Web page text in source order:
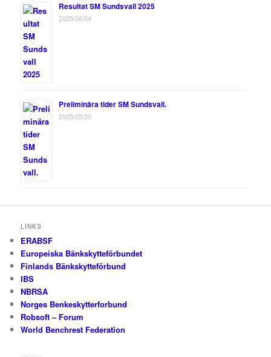
Resultat SM Sundsvall 2025
2025/06/04
Preliminära tider SM Sundsvall.
2025/05/20
LINKS
ERABSF
Europeiska Bänkskytteförbundet
Finlands Bänkskytteförbund
IBS
NBRSA
Norges Benkeskytterforbund
Robsoft – Forum
World Benchrest Federation